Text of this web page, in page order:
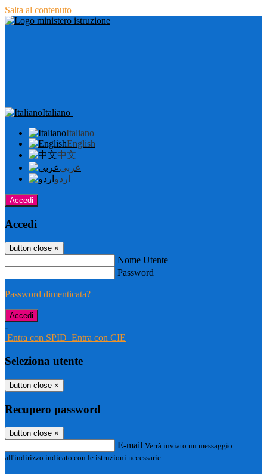
Salta al contenuto
Italiano
Italiano
English
中文
عربى
اردو
Accedi
Accedi
button close ×
Nome Utente
Password
Password dimenticata?
-
Entra con SPID Entra con CIE
Seleziona utente
button close ×
Recupero password
button close ×
E-mail Verrà inviato un messaggio
all'indirizzo indicato con le istruzioni necessarie.